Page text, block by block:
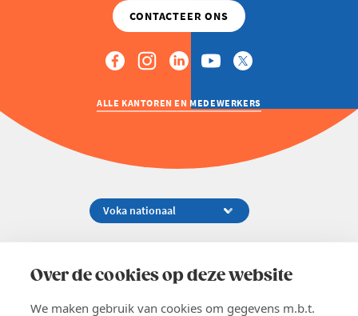
Over de cookies op deze website
We maken gebruik van cookies om gegevens m.b.t.
ALLE KANTOREN EN MEDEWERKERS
02 229 81 11